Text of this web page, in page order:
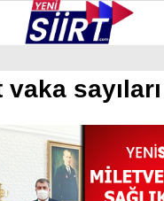
VİDEO YAZARLAR
sayıları